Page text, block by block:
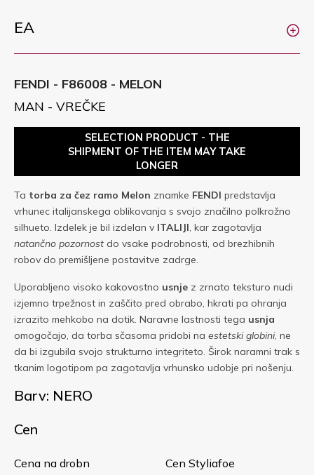
EA
FENDI - F86008 - MELON
MAN - VREČKE
SELECTION PRODUCT - THE
SHIPMENT OF THE ITEM MAY TAKE
LONGER
Ta torba za čez ramo Melon znamke FENDI predstavlja
vrhunec italijanskega oblikovanja s svojo značilno polkrožno
silhueto. Izdelek je bil izdelan v ITALIJI, kar zagotavlja
natančno pozornost do vsake podrobnosti, od brezhibnih
robov do premišljene postavitve zadrge.
Uporabljeno visoko kakovostno usnje z zrnato teksturo nudi
izjemno trpežnost in zaščito pred obrabo, hkrati pa ohranja
izrazito mehkobo na dotik. Naravne lastnosti tega usnja
omogočajo, da torba sčasoma pridobi na estetski globini, ne
da bi izgubila svojo strukturno integriteto. Širok naramni trak s
tkanim logotipom pa zagotavlja vrhunsko udobje pri nošenju.
Barv: NERO
Cen
Cena na drobn Cen Styliafoe